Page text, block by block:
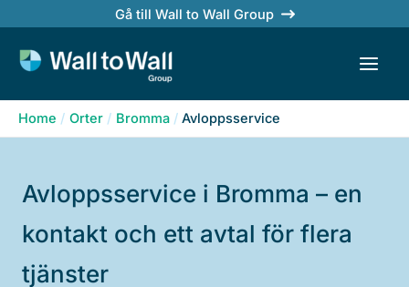
content
Gå till Wall to Wall Group
Home Orter Bromma Avloppsservice
Avloppsservice i Bromma – en
kontakt och ett avtal för flera
tjänster